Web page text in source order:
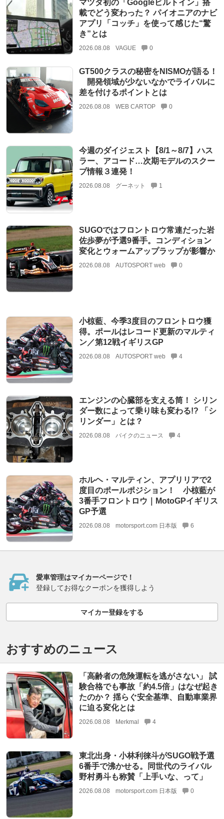
マツダ初の「Googleビルトイン」搭
載でどう変わった？ パイオニアのナビ
アプリ「コッチ」を使って感じた“驚
き”とは
2026.08.08 VAGUE 0
GT500クラスの秘密をNISMOが語る！
開発領域が少ないなかでライバルに
差を付けるポイントとは
2026.08.08 WEB CARTOP 0
今週のダイジェスト【8/1～8/7】ハス
ラー、アコード…次期モデルのスクー
プ情報３連発！
2026.08.08 グーネット 1
SUGOではフロントロウ常連だった岩
佐歩夢が予選9番手。コンディション
変化とウォームアップラップが影響か
2026.08.08 AUTOSPORT web 0
小椋藍、今季3度目のフロントロウ獲
得。ポールはレコード更新のマルティ
ン／第12戦イギリスGP
2026.08.08 AUTOSPORT web 4
エンジンの心臓部を支える筒！ シリン
ダー数によって乗り味も変わる!? 「シ
リンダー」とは？
2026.08.08 バイクのニュース 4
ホルヘ・マルティン、アプリリアで2
度目のポールポジション！ 小椋藍が
3番手フロントロウ｜MotoGPイギリス
GP予選
2026.08.08 motorsport.com 日本版 6
愛車管理はマイカーページで！
登録してお得なクーポンを獲得しよう
マイカー登録をする
おすすめのニュース
「高齢者の危険運転を逃がさない」 試
験合格でも事故「約4.5倍」はなぜ起き
たのか？ 揺らぐ安全基準、自動車業界
に迫る変化とは
2026.08.08 Merkmal 4
東北出身・小林利徠斗がSUGO戦予選
6番手で沸かせる。同世代のライバル
野村勇斗も称賛「上手いな、って」
2026.08.08 motorsport.com 日本版 0